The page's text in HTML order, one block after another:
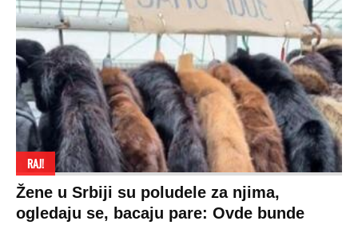
SPREMITE SE
Za posnu slavsku trpezu ove godine treba
izdvojiti ozbiljnu sumu novca: Nečija cela
plata ode na svega 20 gostiju